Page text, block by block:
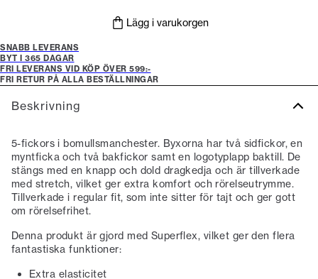
Lägg i varukorgen
SNABB LEVERANS
BYT I 365 DAGAR
FRI LEVERANS VID KÖP ÖVER 599:-
FRI RETUR PÅ ALLA BESTÄLLNINGAR
Beskrivning
5-fickors i bomullsmanchester. Byxorna har två sidfickor, en
myntficka och två bakfickor samt en logotyplapp baktill. De
stängs med en knapp och dold dragkedja och är tillverkade
med stretch, vilket ger extra komfort och rörelseutrymme.
Tillverkade i regular fit, som inte sitter för tajt och ger gott
om rörelsefrihet.
Denna produkt är gjord med Superflex, vilket ger den flera
fantastiska funktioner:
Extra elasticitet